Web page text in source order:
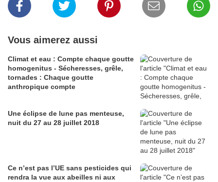
Vous aimerez aussi
Climat et eau : Compte chaque goutte
homogenitus - Sécheresses, grêle,
tornades : Chaque goutte
anthropique compte
Une éclipse de lune pas menteuse,
nuit du 27 au 28 juillet 2018
Ce n’est pas l’UE sans pesticides qui
rendra la vue aux abeilles ni aux